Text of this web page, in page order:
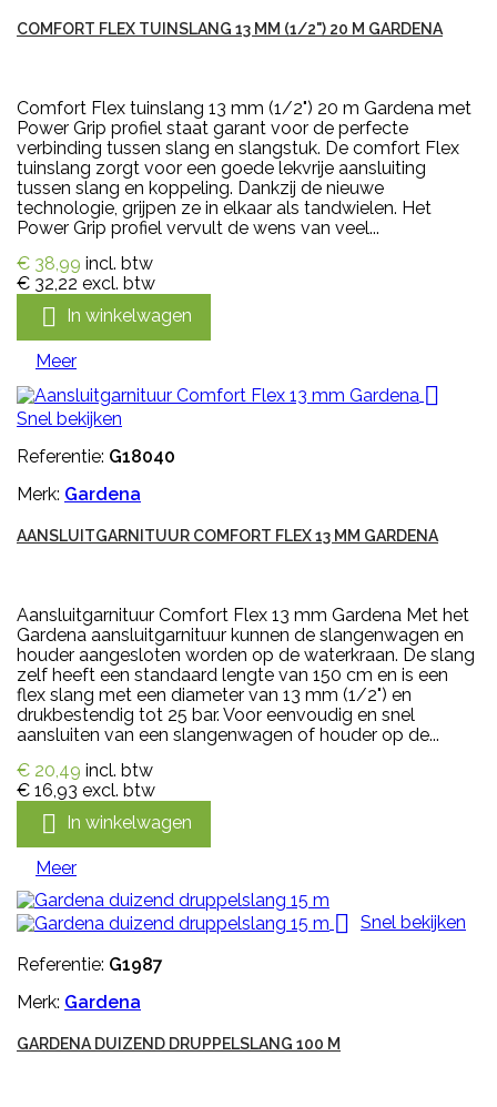
COMFORT FLEX TUINSLANG 13 MM (1/2") 20 M GARDENA
Comfort Flex tuinslang 13 mm (1/2") 20 m Gardena met
Power Grip profiel staat garant voor de perfecte
verbinding tussen slang en slangstuk. De comfort Flex
tuinslang zorgt voor een goede lekvrije aansluiting
tussen slang en koppeling. Dankzij de nieuwe
technologie, grijpen ze in elkaar als tandwielen. Het
Power Grip profiel vervult de wens van veel...
€ 38,99 incl. btw
€ 32,22 excl. btw
 In winkelwagen
Meer

Snel bekijken
Referentie: G18040
Merk: Gardena
AANSLUITGARNITUUR COMFORT FLEX 13 MM GARDENA
Aansluitgarnituur Comfort Flex 13 mm Gardena Met het
Gardena aansluitgarnituur kunnen de slangenwagen en
houder aangesloten worden op de waterkraan. De slang
zelf heeft een standaard lengte van 150 cm en is een
flex slang met een diameter van 13 mm (1/2") en
drukbestendig tot 25 bar. Voor eenvoudig en snel
aansluiten van een slangenwagen of houder op de...
€ 20,49 incl. btw
€ 16,93 excl. btw
 In winkelwagen
Meer
 Snel bekijken
Referentie: G1987
Merk: Gardena
GARDENA DUIZEND DRUPPELSLANG 100 M